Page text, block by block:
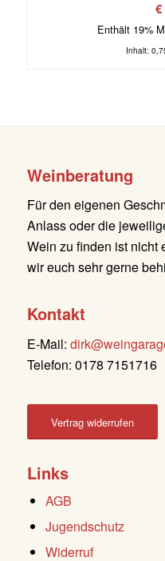
€
Enthält 19%
Inhalt:
Weinberatung
Für den eigenen
Anlass oder die
Wein zu finden ist nicht
wir euch sehr gerne
Kontakt
E-Mail:
Telefon: 0178 7151716
Vertrag widerrufen
Links
AGB
Jugendschutz
Widerruf